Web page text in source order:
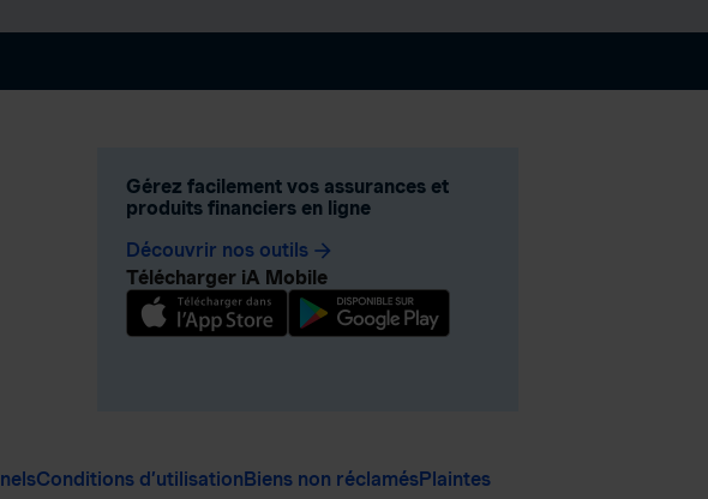
Gérez facilement vos assurances et
produits financiers en ligne
Découvrir nos outils arrow_forward
Télécharger iA Mobile
Conditions d’utilisationBiens non réclamésPlaintes